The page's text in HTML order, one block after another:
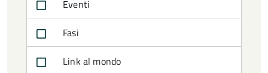
Eventi
Fasi
Link al mondo